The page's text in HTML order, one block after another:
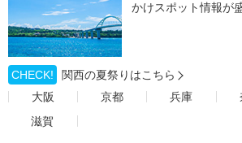
かけスポット情報が
CHECK!
関西の夏祭りはこちら
大阪
京都 兵庫
滋賀